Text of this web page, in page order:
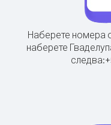
Наберете номера
наберете
следва:+